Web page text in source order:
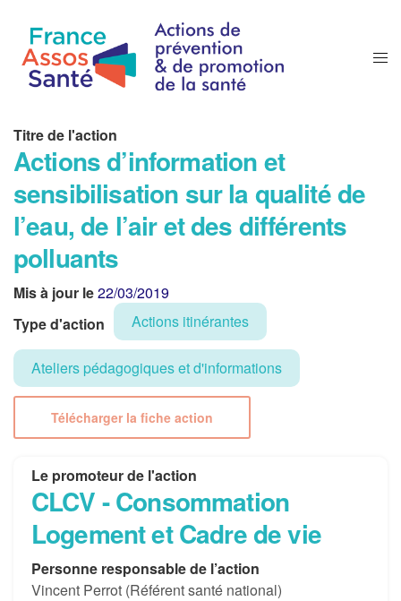
Titre de l'action
Actions d’information et
sensibilisation sur la qualité de
l’eau, de l’air et des différents
polluants
Mis à jour le22/03/2019
Type d'action
Actions itinérantes
Ateliers pédagogiques et d'informations
Télécharger la fiche action
Le promoteur de l'action
CLCV - Consommation
Logement et Cadre de vie
Personne responsable de l’action
Vincent Perrot (Référent santé national)